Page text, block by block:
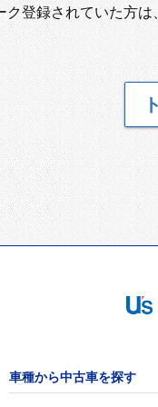
ク登録されていた方は
車種から中古車を探す